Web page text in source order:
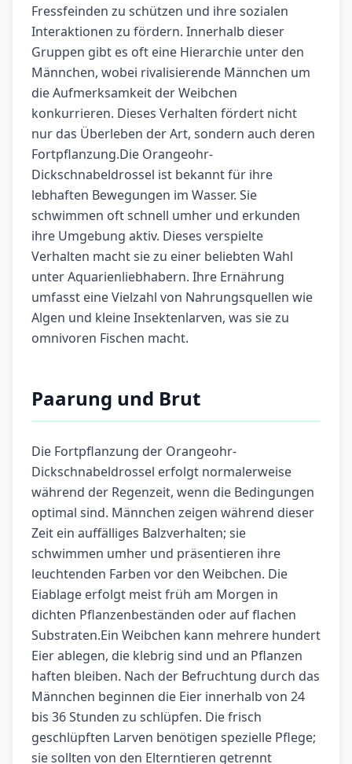
Fressfeinden zu schützen und ihre sozialen
Interaktionen zu fördern. Innerhalb dieser
Gruppen gibt es oft eine Hierarchie unter den
Männchen, wobei rivalisierende Männchen um
die Aufmerksamkeit der Weibchen
konkurrieren. Dieses Verhalten fördert nicht
nur das Überleben der Art, sondern auch deren
Fortpflanzung.Die Orangeohr-
Dickschnabeldrossel ist bekannt für ihre
lebhaften Bewegungen im Wasser. Sie
schwimmen oft schnell umher und erkunden
ihre Umgebung aktiv. Dieses verspielte
Verhalten macht sie zu einer beliebten Wahl
unter Aquarienliebhabern. Ihre Ernährung
umfasst eine Vielzahl von Nahrungsquellen wie
Algen und kleine Insektenlarven, was sie zu
omnivoren Fischen macht.
Paarung und Brut
Die Fortpflanzung der Orangeohr-
Dickschnabeldrossel erfolgt normalerweise
während der Regenzeit, wenn die Bedingungen
optimal sind. Männchen zeigen während dieser
Zeit ein auffälliges Balzverhalten; sie
schwimmen umher und präsentieren ihre
leuchtenden Farben vor den Weibchen. Die
Eiablage erfolgt meist früh am Morgen in
dichten Pflanzenbeständen oder auf flachen
Substraten.Ein Weibchen kann mehrere hundert
Eier ablegen, die klebrig sind und an Pflanzen
haften bleiben. Nach der Befruchtung durch das
Männchen beginnen die Eier innerhalb von 24
bis 36 Stunden zu schlüpfen. Die frisch
geschlüpften Larven benötigen spezielle Pflege;
sie sollten von den Elterntieren getrennt